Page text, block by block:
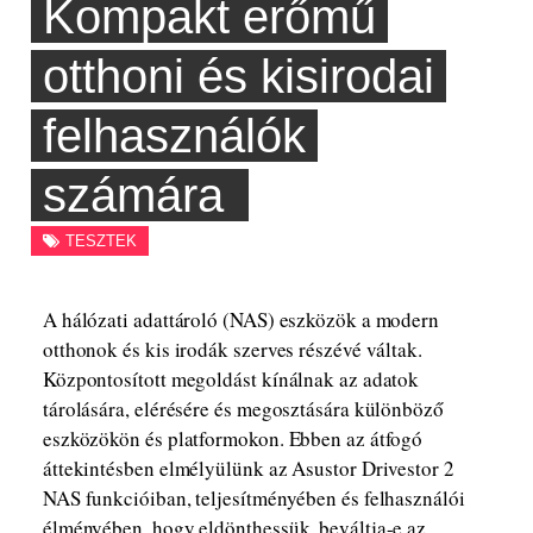
Kompakt erőmű
otthoni és kisirodai
felhasználók
számára
TESZTEK
A hálózati adattároló (NAS) eszközök a modern
otthonok és kis irodák szerves részévé váltak.
Központosított megoldást kínálnak az adatok
tárolására, elérésére és megosztására különböző
eszközökön és platformokon. Ebben az átfogó
áttekintésben elmélyülünk az Asustor Drivestor 2
NAS funkcióiban, teljesítményében és felhasználói